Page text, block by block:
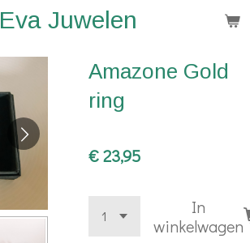
Eva Juwelen
Amazone Gold
ring
€ 23,95
In
winkelwagen